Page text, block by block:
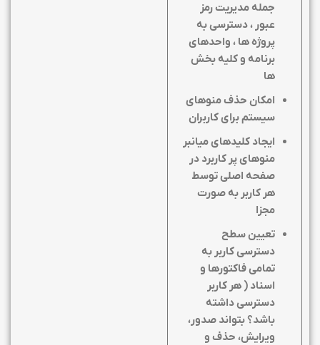
جمله مدیریت رمز
عبور ، دسترسی به
پروژه ها ، واحدهای
برنامه و کلیه بخش
ها
امکان حذف منوهای
سیستم برای کاربران
ایجاد کلیدهای میانبر
منوهای پر کاربرد در
صفحه اصلی توسط
هر کاربر به صورت
مجزا
تعیین سطح
دسترسی کاربر به
تمامی فاکتورها و
اسناد ( هر کاربر
دسترسی داشته
باشد؟ بتواند صدور،
ویرایش، حذف و